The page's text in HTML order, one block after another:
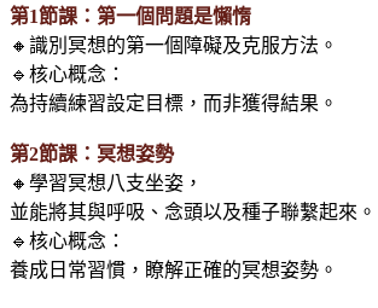
第1節課：第一個問題是懶惰
🔸識別冥想的第一個障礙及克服方法。
🔹核心概念：
為持續練習設定目標，而非獲得結果。
第2節課：冥想姿勢
🔸學習冥想八支坐姿，
並能將其與呼吸、念頭以及種子聯繫起來。
🔹核心概念：
養成日常習慣，瞭解正確的冥想姿勢。